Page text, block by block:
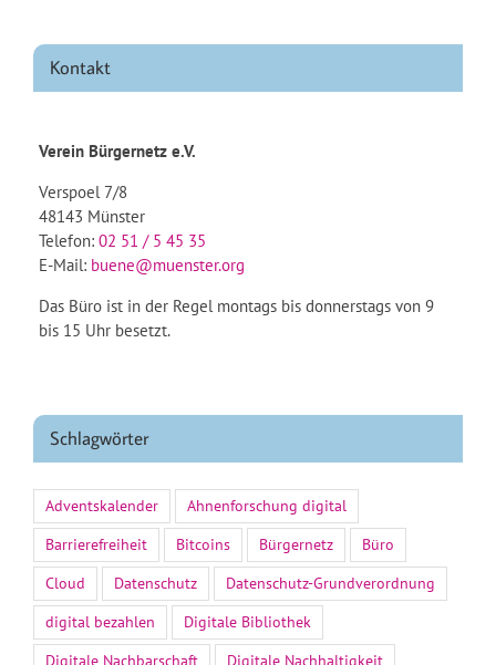
Kontakt
Verein Bürgernetz e.V.
Verspoel 7/8
48143 Münster
Telefon: 02 51 / 5 45 35
E-Mail: buene@muenster.org
Das Büro ist in der Regel montags bis donnerstags von 9
bis 15 Uhr besetzt.
Schlagwörter
Adventskalender
Ahnenforschung digital
Barrierefreiheit
Bitcoins Bürgernetz
Büro
Cloud
Datenschutz
Datenschutz-Grundverordnung
digital bezahlen
Digitale Bibliothek
Digitale Nachbarschaft
Digitale Nachhaltigkeit